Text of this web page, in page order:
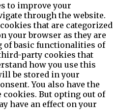
to improve your
through the website.
that are categorized
your browser as they are
basic functionalities of
party cookies that
how you use this
be stored in your
You also have the
But opting out of
have an effect on your